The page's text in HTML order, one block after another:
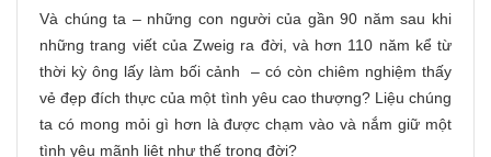
Và chúng ta – những con người của gần 90 năm sau khi
những trang viết của Zweig ra đời, và hơn 110 năm kể từ
thời kỳ ông lấy làm bối cảnh – có còn chiêm nghiệm thấy
vẻ đẹp đích thực của một tình yêu cao thượng? Liệu chúng
ta có mong mỏi gì hơn là được chạm vào và nắm giữ một
tình yêu mãnh liệt như thế trong đời?